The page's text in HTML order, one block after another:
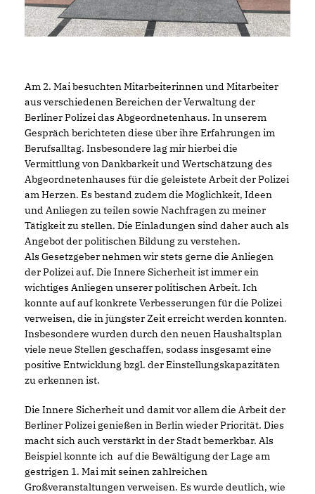
Am 2. Mai besuchten Mitarbeiterinnen und Mitarbeiter
aus verschiedenen Bereichen der Verwaltung der
Berliner Polizei das Abgeordnetenhaus. In unserem
Gespräch berichteten diese über ihre Erfahrungen im
Berufsalltag. Insbesondere lag mir hierbei die
Vermittlung von Dankbarkeit und Wertschätzung des
Abgeordnetenhauses für die geleistete Arbeit der Polizei
am Herzen. Es bestand zudem die Möglichkeit, Ideen
und Anliegen zu teilen sowie Nachfragen zu meiner
Tätigkeit zu stellen. Die Einladungen sind daher auch als
Angebot der politischen Bildung zu verstehen.
Als Gesetzgeber nehmen wir stets gerne die Anliegen
der Polizei auf. Die Innere Sicherheit ist immer ein
wichtiges Anliegen unserer politischen Arbeit. Ich
konnte auf auf konkrete Verbesserungen für die Polizei
verweisen, die in jüngster Zeit erreicht werden konnten.
Insbesondere wurden durch den neuen Haushaltsplan
viele neue Stellen geschaffen, sodass insgesamt eine
positive Entwicklung bzgl. der Einstellungskapazitäten
zu erkennen ist.
Die Innere Sicherheit und damit vor allem die Arbeit der
Berliner Polizei genießen in Berlin wieder Priorität. Dies
macht sich auch verstärkt in der Stadt bemerkbar. Als
Beispiel konnte ich auf die Bewältigung der Lage am
gestrigen 1. Mai mit seinen zahlreichen
Großveranstaltungen verweisen. Es wurde deutlich, wie